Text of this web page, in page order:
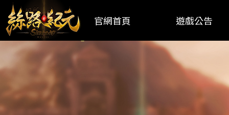
官網首頁 遊戲公告